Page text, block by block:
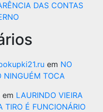
DAS CONTAS
em NO
NINGUÉM TOCA
em LAURINDO VIEIRA
TIRO É FUNCIONÁRIO